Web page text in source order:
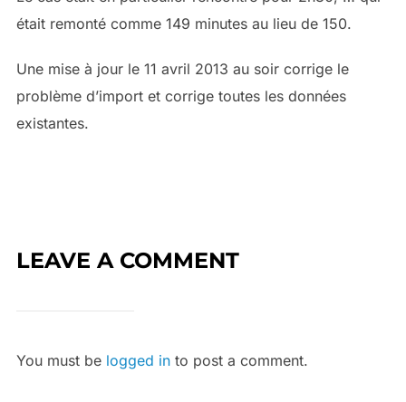
était remonté comme 149 minutes au lieu de 150.
Une mise à jour le 11 avril 2013 au soir corrige le
problème d’import et corrige toutes les données
existantes.
LEAVE A COMMENT
You must be logged into post a comment.